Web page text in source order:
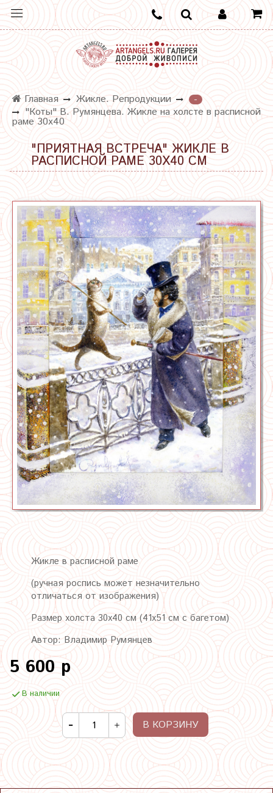
Главная Жикле. Репродукции
-
"Коты" В. Румянцева. Жикле на холсте в расписной
раме 30х40
"ПРИЯТНАЯ ВСТРЕЧА" ЖИКЛЕ В
РАСПИСНОЙ РАМЕ 30Х40 СМ
Жикле в расписной раме
(ручная роспись может незначительно
отличаться от изображения)
Размер холста 30х40 см (41х51 см с багетом)
Автор: Владимир Румянцев
5 600 р
В наличии
В КОРЗИНУ